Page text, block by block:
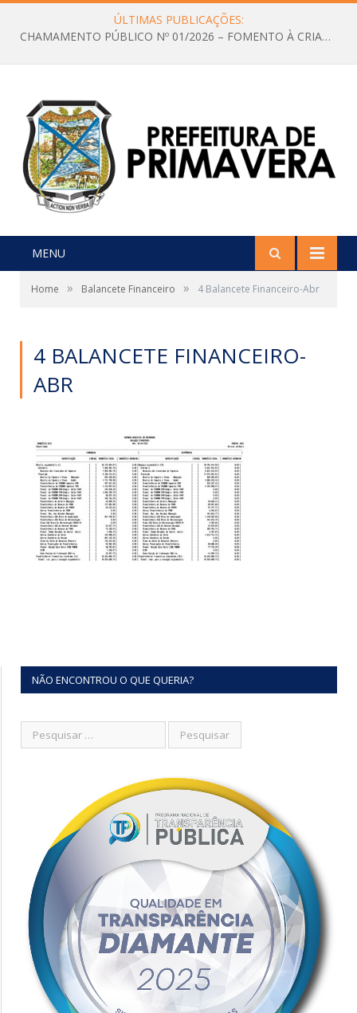
ÚLTIMAS PUBLICAÇÕES:
CHAMAMENTO PÚBLICO Nº 01/2026 – FOMENTO À CRIAÇÃO E A CIRCULAÇÃO DE PRODUÇÕES CULTURAIS – Aldir Blanc
MENU
Home » Balancete Financeiro » 4 Balancete Financeiro-Abr
4 BALANCETE FINANCEIRO-
ABR
NÃO ENCONTROU O QUE QUERIA?